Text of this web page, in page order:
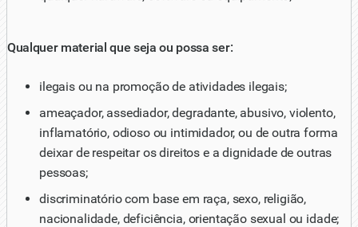
Qualquer material que seja ou possa ser:
ilegais ou na promoção de atividades ilegais;
ameaçador, assediador, degradante, abusivo, violento,
inflamatório, odioso ou intimidador, ou de outra forma
deixar de respeitar os direitos e a dignidade de outras
pessoas;
discriminatório com base em raça, sexo, religião,
nacionalidade, deficiência, orientação sexual ou idade;